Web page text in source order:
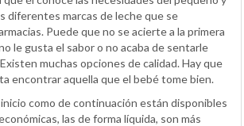
diferentes marcas de leche que se
Puede que no se acierte a la primera
le gusta el sabor o no acaba de sentarle
muchas opciones de calidad. Hay que
encontrar aquella que el bebé tome bien.
como de continuación están disponibles
las de forma líquida, son más